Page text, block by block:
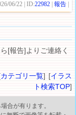
06/22 | ID:22982 |報告
[報告]よりご連絡く
カテゴリ一覧] [イラス
ト検索TOP]
合が有ります。